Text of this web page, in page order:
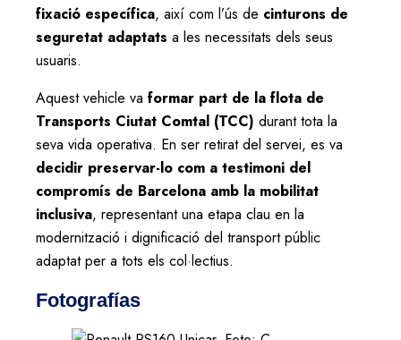
fixació específica, així com l’ús de cinturons de
seguretat adaptats a les necessitats dels seus
usuaris.
Aquest vehicle va formar part de la flota de
Transports Ciutat Comtal (TCC) durant tota la
seva vida operativa. En ser retirat del servei, es va
decidir preservar-lo com a testimoni del
compromís de Barcelona amb la mobilitat
inclusiva, representant una etapa clau en la
modernització i dignificació del transport públic
adaptat per a tots els col·lectius.
Fotografías